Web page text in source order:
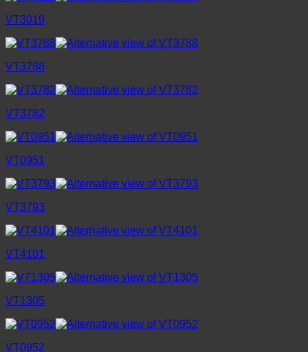
VT3019
VT3788
VT3782
VT0951
VT3793
VT4101
VT1305
VT0952